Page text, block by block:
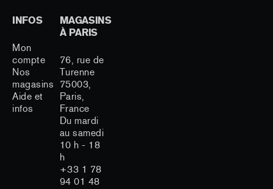
INFOS
Mon
compte
Nos
magasins
Aide et
infos
MAGASINS
À PARIS
76, rue de
Turenne
75003,
Paris,
France
Du mardi
au samedi
10 h - 18
h
+33 1 78
94 01 48